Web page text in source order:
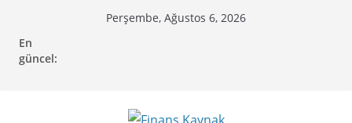
content
Perşembe, Ağustos 6, 2026
En
güncel: